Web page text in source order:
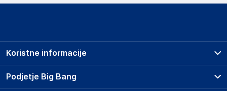
Podjetje Big Bang
Koristne informacije
Prodajna mesta